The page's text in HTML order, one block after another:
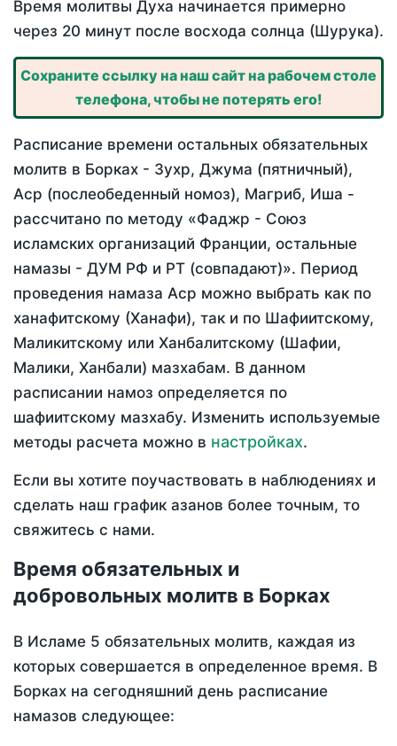
Время молитвы Духа начинается примерно
через 20 минут после восхода солнца (Шурука).
Сохраните ссылку на наш сайт на рабочем столе
телефона, чтобы не потерять его!
Расписание времени остальных обязательных
молитв в Борках - Зухр, Джума (пятничный),
Аср (послеобеденный номоз), Магриб, Иша -
рассчитано по методу «Фаджр - Союз
исламских организаций Франции, остальные
намазы - ДУМ РФ и РТ (совпадают)». Период
проведения намаза Аср можно выбрать как по
ханафитскому (Ханафи), так и по Шафиитскому,
Маликитскому или Ханбалитскому (Шафии,
Малики, Ханбали) мазхабам. В данном
расписании намоз определяется по
шафиитскому мазхабу. Изменить используемые
методы расчета можно в настройках.
Если вы хотите поучаствовать в наблюдениях и
сделать наш график азанов более точным, то
свяжитесь с нами.
Время обязательных и
добровольных молитв в Борках
В Исламе 5 обязательных молитв, каждая из
которых совершается в определенное время. В
Борках на сегодняшний день расписание
намазов следующее: